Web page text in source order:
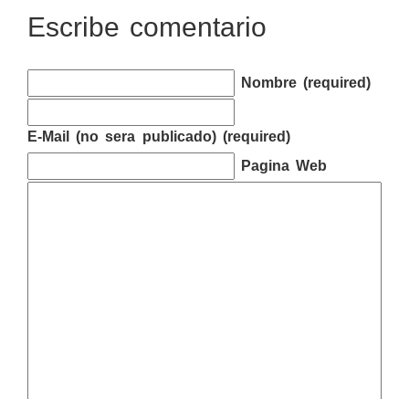
Escribe comentario
Nombre (required)
E-Mail (no sera publicado) (required)
Pagina Web